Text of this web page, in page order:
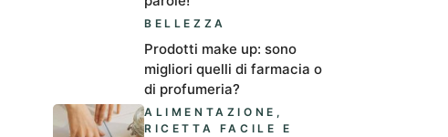
BELLEZZA
Prodotti make up: sono
migliori quelli di farmacia o
di profumeria?
ALIMENTAZIONE ,
RICETTA FACILE E